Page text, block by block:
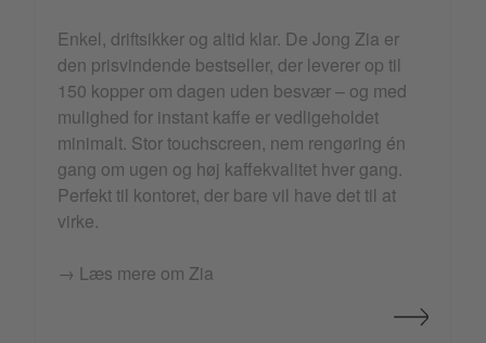
Enkel, driftsikker og altid klar. De Jong Zia er
den prisvindende bestseller, der leverer op til
150 kopper om dagen uden besvær – og med
mulighed for instant kaffe er vedligeholdet
minimalt. Stor touchscreen, nem rengøring én
gang om ugen og høj kaffekvalitet hver gang.
Perfekt til kontoret, der bare vil have det til at
virke.
→ Læs mere om Zia